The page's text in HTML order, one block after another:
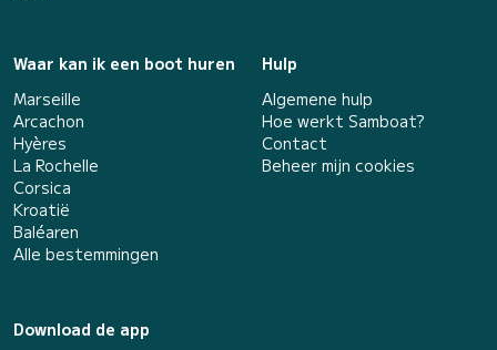
Waar kan ik een boot huren
Marseille
Arcachon
Hyères
La Rochelle
Corsica
Kroatië
Baléaren
Alle bestemmingen
Hulp
Algemene hulp
Hoe werkt Samboat?
Contact
Beheer mijn cookies
Download de app